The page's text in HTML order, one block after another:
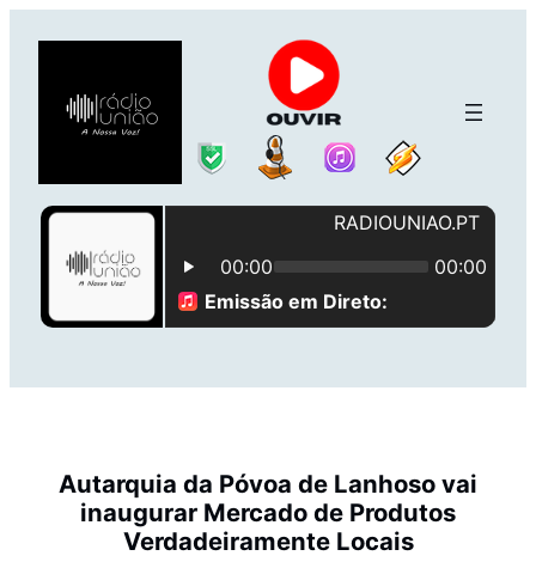
para
conteúdo
Autarquia da Póvoa de Lanhoso vai
inaugurar Mercado de Produtos
Verdadeiramente Locais